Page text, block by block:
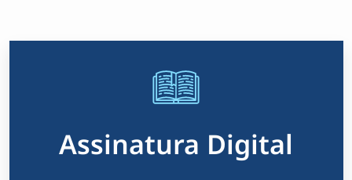
Assinatura Digital